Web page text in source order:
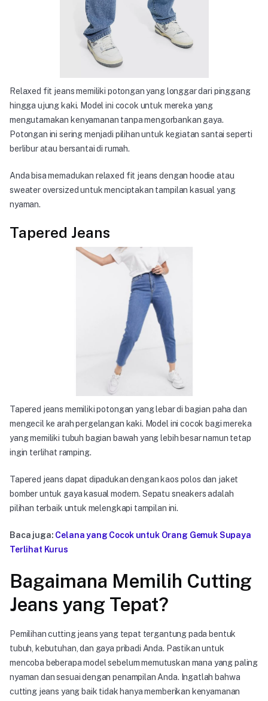
Relaxed fit jeans memiliki potongan yang longgar dari pinggang
hingga ujung kaki. Model ini cocok untuk mereka yang
mengutamakan kenyamanan tanpa mengorbankan gaya.
Potongan ini sering menjadi pilihan untuk kegiatan santai seperti
berlibur atau bersantai di rumah.
Anda bisa memadukan relaxed fit jeans dengan hoodie atau
sweater oversized untuk menciptakan tampilan kasual yang
nyaman.
Tapered Jeans
Tapered jeans memiliki potongan yang lebar di bagian paha dan
mengecil ke arah pergelangan kaki. Model ini cocok bagi mereka
yang memiliki tubuh bagian bawah yang lebih besar namun tetap
ingin terlihat ramping.
Tapered jeans dapat dipadukan dengan kaos polos dan jaket
bomber untuk gaya kasual modern. Sepatu sneakers adalah
pilihan terbaik untuk melengkapi tampilan ini.
Baca juga: Celana yang Cocok untuk Orang Gemuk Supaya
Terlihat Kurus
Bagaimana Memilih Cutting
Jeans yang Tepat?
Pemilihan cutting jeans yang tepat tergantung pada bentuk
tubuh, kebutuhan, dan gaya pribadi Anda. Pastikan untuk
mencoba beberapa model sebelum memutuskan mana yang paling
nyaman dan sesuai dengan penampilan Anda. Ingatlah bahwa
cutting jeans yang baik tidak hanya memberikan kenyamanan